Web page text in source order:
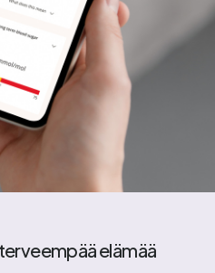
elämää